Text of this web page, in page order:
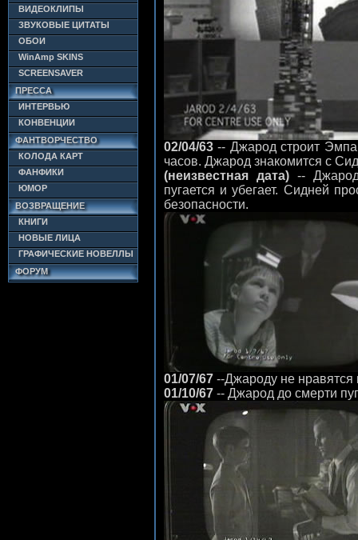
ВИДЕОКЛИПЫ
ЗВУКОВЫЕ ЦИТАТЫ
ОБОИ
WinAmp SKINS
SCREENSAVER
ПРЕССА
ИНТЕРВЬЮ
КОНВЕНЦИИ
ФАНТВОРЧЕСТВО
КОЛОДА КАРТ
ФАНФИКИ
ЮМОР
ВОЗВРАЩЕНИЕ
КНИГИ
НОВЫЕ ЛИЦА
ГРАФИЧЕСКИЕ НОВЕЛЛЫ
ФОРУМ
02/04/63 -- Джарод строит
часов. Джарод знакомится с
(неизвестная дата)--
пугается и убегает. Сидней
безопасности.
01/07/67 --Джароду не
01/10/67 -- Джарод до смерти